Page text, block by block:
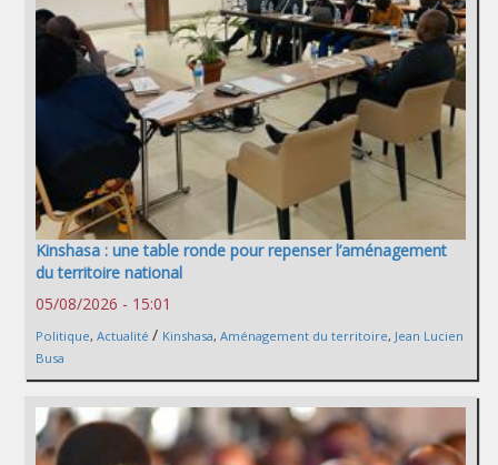
Kinshasa : une table ronde pour repenser l’aménagement
du territoire national
05/08/2026 - 15:01
Politique, Actualité / Kinshasa, Aménagement du territoire, Jean Lucien
Busa